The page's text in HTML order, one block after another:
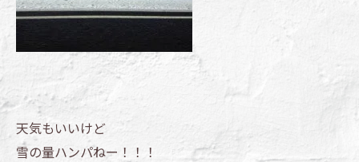
天気もいいけど
雪の量ハンパねー！！！